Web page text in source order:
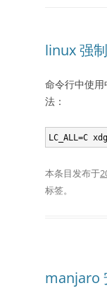
linux 强
命令行中使
法：
本条目发布于
标签。
manjaro